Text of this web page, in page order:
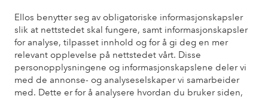
Ellos benytter seg av obligatoriske informasjonskapsler
slik at nettstedet skal fungere, samt informasjonskapsler
for analyse, tilpasset innhold og for å gi deg en mer
relevant opplevelse på nettstedet vårt. Disse
personopplysningene og informasjonskapslene deler vi
med de annonse- og analyseselskaper vi samarbeider
med. Dette er for å analysere hvordan du bruker siden,
Trenger du hjelp?
Du finner svar på de vanligste spørsmålene i vår FAQ. Du finner
også informasjon om hvordan du kan kontakte oss.